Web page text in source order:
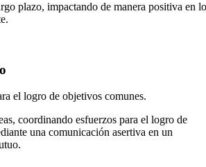
plazo, impactando de manera positiva en
el logro de objetivos comunes.
coordinando esfuerzos para el logro de
una comunicación asertiva en un